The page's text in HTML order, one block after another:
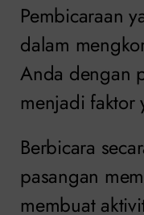
Pembicaraan
dalam
Anda dengan
menjadi
Berbicara
pasangan
membuat